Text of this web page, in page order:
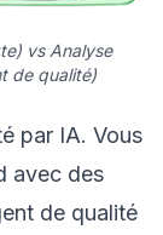
vs Analyse
de qualité)
par IA. Vous
avec des
de qualité